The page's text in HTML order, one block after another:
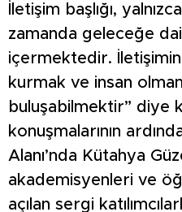
İletişim başlığı,
zamanda geleceğe
içermektedir.
kurmak ve insan
buluşabilmektir” diye
konuşmalarının
Alanı’nda Kütahya
akademisyenleri ve
açılan sergi